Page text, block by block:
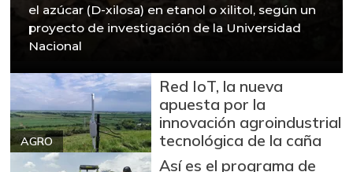
el azúcar (D-xilosa) en etanol o xilitol, según un
proyecto de investigación de la Universidad
Nacional
AGRO
Red IoT, la nueva
apuesta por la
innovación agroindustrial
tecnológica de la caña
Así es el programa de